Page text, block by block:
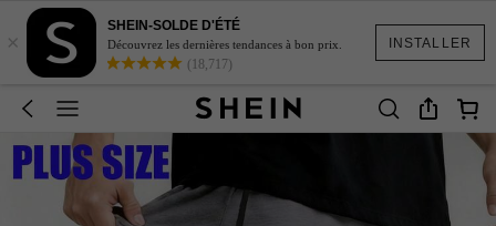
INSTALLER
×
SHEIN-SOLDE D'ÉTÉ
Découvrez les dernières tendances à bon prix.
(18,717)